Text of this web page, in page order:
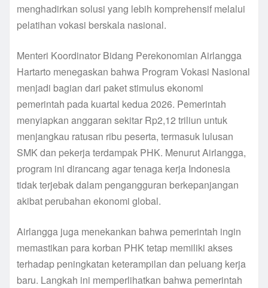
menghadirkan solusi yang lebih komprehensif melalui
pelatihan vokasi berskala nasional.
Menteri Koordinator Bidang Perekonomian Airlangga
Hartarto menegaskan bahwa Program Vokasi Nasional
menjadi bagian dari paket stimulus ekonomi
pemerintah pada kuartal kedua 2026. Pemerintah
menyiapkan anggaran sekitar Rp2,12 triliun untuk
menjangkau ratusan ribu peserta, termasuk lulusan
SMK dan pekerja terdampak PHK. Menurut Airlangga,
program ini dirancang agar tenaga kerja Indonesia
tidak terjebak dalam pengangguran berkepanjangan
akibat perubahan ekonomi global.
Airlangga juga menekankan bahwa pemerintah ingin
memastikan para korban PHK tetap memiliki akses
terhadap peningkatan keterampilan dan peluang kerja
baru. Langkah ini memperlihatkan bahwa pemerintah